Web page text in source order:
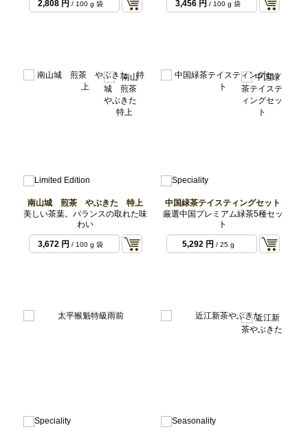
2,808 円 / 100 g 袋 3,456 円 / 100 g 袋
南山城 煎茶 やぶきた 特上
美しい茶葉。バランスの取れた味
わい
3,672 円 / 100 g 袋
中国緑茶テイスティングセット
厳選中国プレミアム緑茶5種セッ
ト
5,292 円 / 25 g
5x5gセット